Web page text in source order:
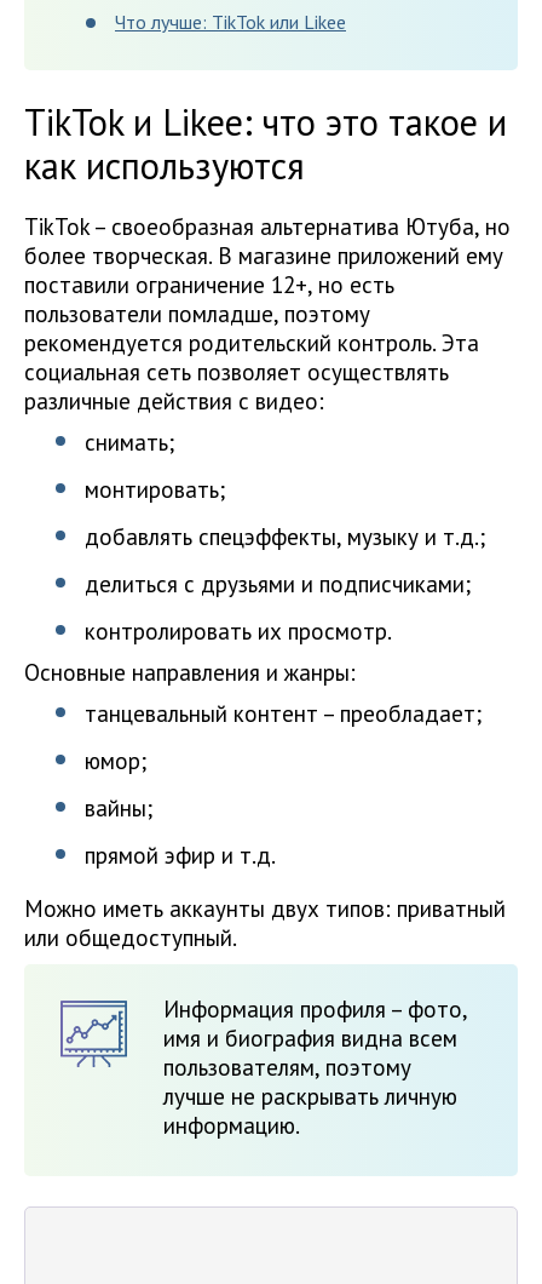
Что лучше: TikTok или Likee
TikTok и Likee: что это такое и
как используются
TikTok – своеобразная альтернатива Ютуба, но
более творческая. В магазине приложений ему
поставили ограничение 12+, но есть
пользователи помладше, поэтому
рекомендуется родительский контроль. Эта
социальная сеть позволяет осуществлять
различные действия с видео:
снимать;
монтировать;
добавлять спецэффекты, музыку и т.д.;
делиться с друзьями и подписчиками;
контролировать их просмотр.
Основные направления и жанры:
танцевальный контент – преобладает;
юмор;
вайны;
прямой эфир и т.д.
Можно иметь аккаунты двух типов: приватный
или общедоступный.
Информация профиля – фото,
имя и биография видна всем
пользователям, поэтому
лучше не раскрывать личную
информацию.